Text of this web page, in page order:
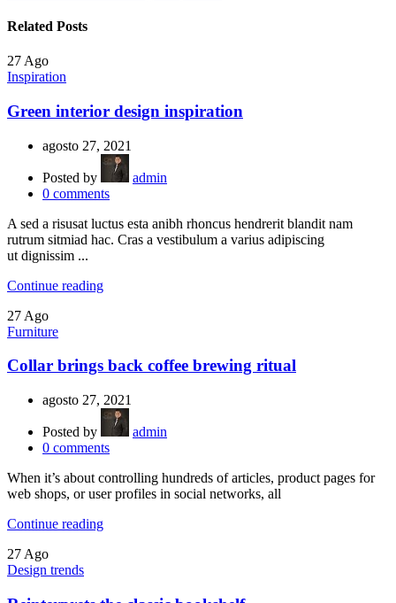
Related Posts
27 Ago
Inspiration
Green interior design inspiration
agosto 27, 2021
Posted by
admin
0 comments
A sed a risusat luctus esta anibh rhoncus hendrerit blandit nam
rutrum sitmiad hac. Cras a vestibulum a varius adipiscing
ut dignissim ...
Continue reading
27 Ago
Furniture
Collar brings back coffee brewing ritual
agosto 27, 2021
Posted by
admin
0 comments
When it’s about controlling hundreds of articles, product pages for
web shops, or user profiles in social networks, all
Continue reading
27 Ago
Design trends